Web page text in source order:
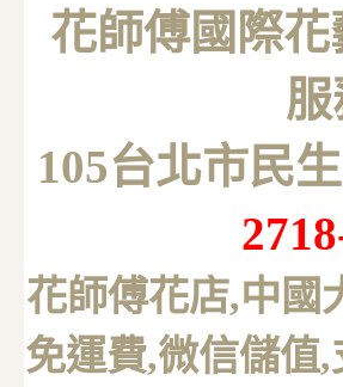
花師傅國際
105台北市民
花師傅花店,中國
免運費,微信儲值